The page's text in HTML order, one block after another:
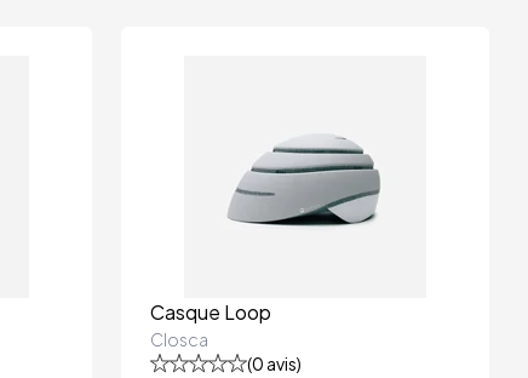
Casque Loop
Closca
(0 avis)